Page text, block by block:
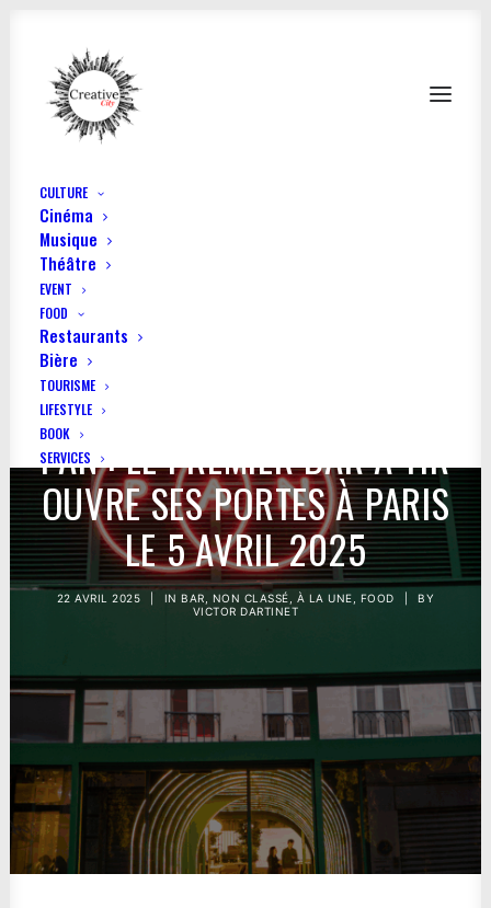
CULTURE
Cinéma
Musique
Théâtre
EVENT
FOOD
Restaurants
Bière
TOURISME
LIFESTYLE
BOOK
SERVICES
PAN : LE PREMIER BAR À TIR
OUVRE SES PORTES À PARIS
LE 5 AVRIL 2025
22 AVRIL 2025 INBAR NON CLASSÉ À LA UNE FOOD
BY
VICTOR DARTINET